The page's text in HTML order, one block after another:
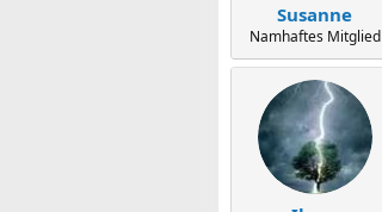
Susanne
Namhaftes Mitglied